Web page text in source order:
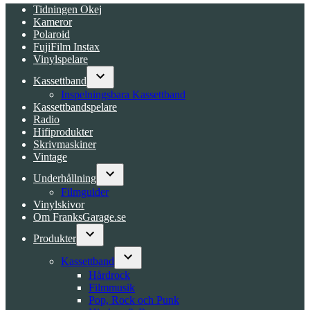
Tidningen Okej
Kameror
Polaroid
FujiFilm Instax
Vinylspelare
Kassettband
Open
dropdown
menu
Inspelningsbara Kassettband
Kassettbandspelare
Radio
Hifiprodukter
Skrivmaskiner
Vintage
Underhållning
Open
Filmguider
Vinylskivor
Om FranksGarage.se
Produkter
Open
dropdown
menu
Kassettband
Open
dropdown
menu
Hårdrock
Filmmusik
Pop, Rock och Punk